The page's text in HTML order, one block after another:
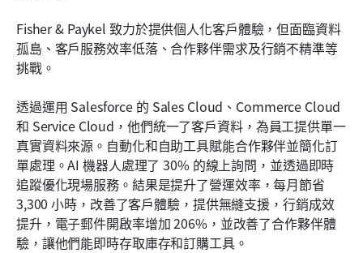
Fisher & Paykel 致力於提供個人化客戶體驗，但面臨資料
孤島、客戶服務效率低落、合作夥伴需求及行銷不精準等
挑戰。
透過運用 Salesforce 的 Sales Cloud、Commerce Cloud
和 Service Cloud，他們統一了客戶資料，為員工提供單一
真實資料來源。自動化和自助工具賦能合作夥伴並簡化訂
單處理。AI 機器人處理了 30% 的線上詢問，並透過即時
追蹤優化現場服務。結果是提升了營運效率，每月節省
3,300 小時，改善了客戶體驗，提供無縫支援，行銷成效
提升，電子郵件開啟率增加 206%，並改善了合作夥伴體
驗，讓他們能即時存取庫存和訂購工具。